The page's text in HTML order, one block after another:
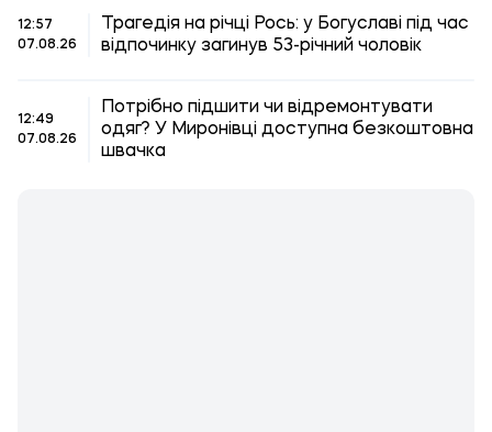
12:57
07.08.26
Трагедія на річці Рось: у Богуславі під час
відпочинку загинув 53-річний чоловік
12:49
07.08.26
Потрібно підшити чи відремонтувати
одяг? У Миронівці доступна безкоштовна
швачка